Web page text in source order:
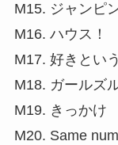
M15. ジャンピ
M16. ハウス！
M17. 好きとい
M18. ガールズ
M19. きっかけ
M20. Same